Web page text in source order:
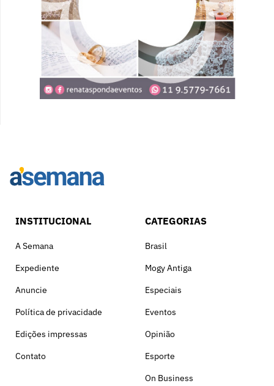
INSTITUCIONAL
A Semana
Expediente
Anuncie
Política de privacidade
Edições impressas
Contato
CATEGORIAS
Brasil
Mogy Antiga
Especiais
Eventos
Opinião
Esporte
On Business